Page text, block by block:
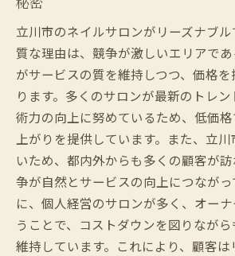
ストレス解消に最適なネイ
心地よい時間を提供する立
ネイルケアでリフレッシュ
シス
癒しのひとときを楽しめる
魅力
立川市のトレンド先取り！最新
めるネイルサロン
立川市で注目のネイルデザ
トレンドを押さえたネイル
立川市のネイルサロンがリーズナブ
質な理由は、競争が激しいエリアで
がサービスの質を維持しつつ、価格
ります。多くのサロンが最新のトレ
術力の向上に努めているため、低価
上がりを提供しています。また、立
いため、都内外からも多くの顧客が
争が自然とサービスの向上につながっ
に、個人経営のサロンが多く、オー
うことで、コストダウンを図りなが
維持しています。これにより、顧客